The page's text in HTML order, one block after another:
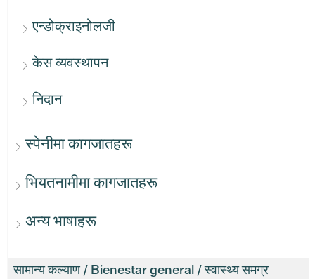
एन्डोक्राइनोलजी
केस व्यवस्थापन
निदान
स्पेनीमा कागजातहरू
भियतनामीमा कागजातहरू
अन्य भाषाहरू
सामान्य कल्याण / Bienestar general / स्वास्थ्य समग्र